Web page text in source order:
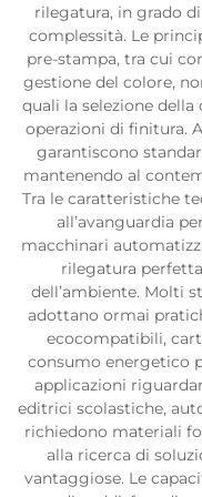
rilegatura, in grado
complessità. Le
pre-stampa, tra cui
gestione del colore,
quali la selezione della
operazioni di finitura.
garantiscono
mantenendo al
Tra le caratteristiche
all’avanguardia
macchinari
rilegatura
dell’ambiente. Molti
adottano ormai
ecocompatibili,
consumo energetico
applicazioni
editrici scolastiche,
richiedono materiali
alla ricerca di
vantaggiose. Le